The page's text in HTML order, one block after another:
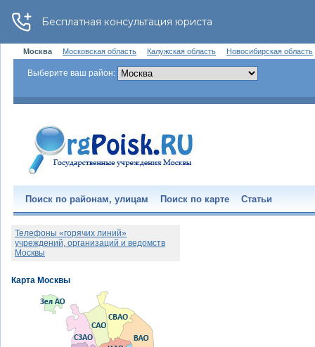
Москва Московская область Калужская область Новосибирская область
Выберите ваш район:
Поиск по районам, улицам Поиск по карте Статьи
Телефоны «горячих линий»
учреждений, организаций и ведомств
Москвы